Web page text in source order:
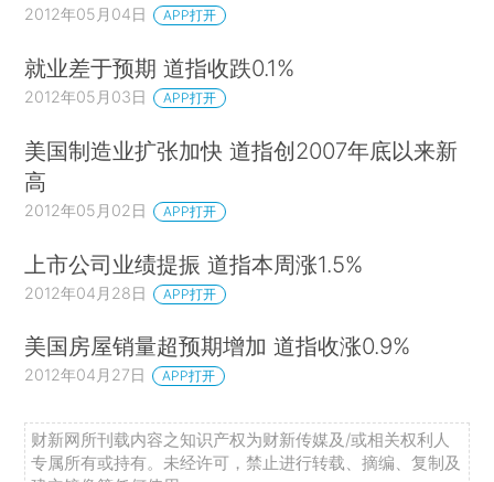
2012年05月04日 APP打开
就业差于预期 道指收跌0.1%
2012年05月03日 APP打开
美国制造业扩张加快 道指创2007年底以来新
高
2012年05月02日 APP打开
上市公司业绩提振 道指本周涨1.5%
2012年04月28日 APP打开
美国房屋销量超预期增加 道指收涨0.9%
2012年04月27日 APP打开
财新网所刊载内容之知识产权为财新传媒及/或相关权利人
专属所有或持有。未经许可，禁止进行转载、摘编、复制及